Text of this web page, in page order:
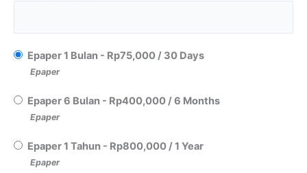
Epaper 1 Bulan - Rp75,000/ 30 Days
Epaper
Epaper 6 Bulan - Rp400,000/6 Months
Epaper
Epaper 1 Tahun - Rp800,000/1 Year
Epaper